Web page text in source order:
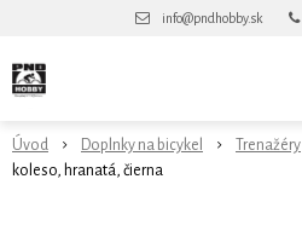
info@pndhobby.sk
Úvod Doplnky na bicykel Trenažéry
koleso, hranatá, čierna